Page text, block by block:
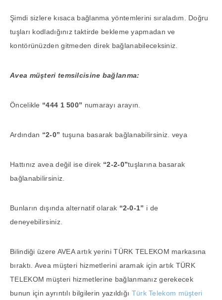
Şimdi sizlere kısaca bağlanma yöntemlerini sıraladım. Doğru
tuşları kodladığınız taktirde bekleme yapmadan ve
kontörünüzden gitmeden direk bağlanabileceksiniz.
Avea müşteri temsilcisine bağlanma:
Öncelikle “444 1 500” numarayı arayın.
Ardından “2-0” tuşuna basarak bağlanabilirsiniz. veya
Hattınız avea değil ise direk “2-2-0”tuşlarına basarak
bağlanabilirsiniz.
Bunların dışında alternatif olarak “2-0-1” i de
deneyebilirsiniz.
Bilindiği üzere AVEA artık yerini TÜRK TELEKOM markasına
bıraktı. Avea müşteri hizmetlerini aramak için artık TÜRK
TELEKOM müşteri hizmetlerine bağlanmanız gerekecek
bunun için ayrıntılı bilgilerin yazıldığı Türk Telekom müşteri